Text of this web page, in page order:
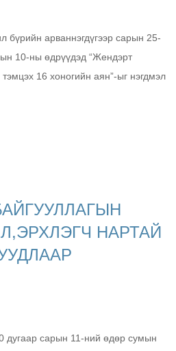
бүрийн арваннэгдүгээр сарын 25-
10-ны өдрүүдэд “Жендэрт
16 хоногийн аян”-ыг нэгдмэл
НАРТАЙ
сарын 11-ний өдөр сумын